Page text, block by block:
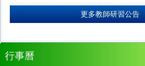
更多教師研習公告
行事曆